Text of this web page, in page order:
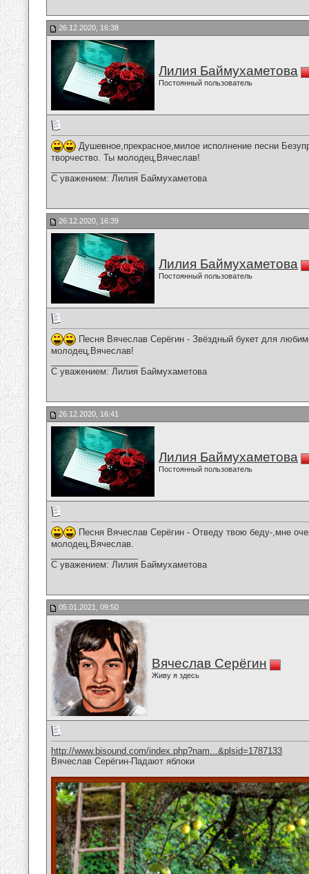
26.12.2020, 16:38
Лилия Баймухаметова
Постоянный пользователь
Душевное,прекрасное,милое исполнение песни
творчество. Ты молодец,Вячеслав!
С уважением: Лилия Баймухаметова
26.12.2020, 16:39
Лилия Баймухаметова
Постоянный пользователь
Песня Вячеслав Серёгин - Звёздный букет для
молодец,Вячеслав!
С уважением: Лилия Баймухаметова
26.12.2020, 16:41
Лилия Баймухаметова
Постоянный пользователь
Песня Вячеслав Серёгин - Отведу твою беду-,мне
молодец,Вячеслав.
С уважением: Лилия Баймухаметова
05.01.2021, 09:50
Вячеслав Серёгин
Живу я здесь
http://www.bisound.com/index.php?nam...&plsid=1787133
Вячеслав Серёгин-Падают яблоки